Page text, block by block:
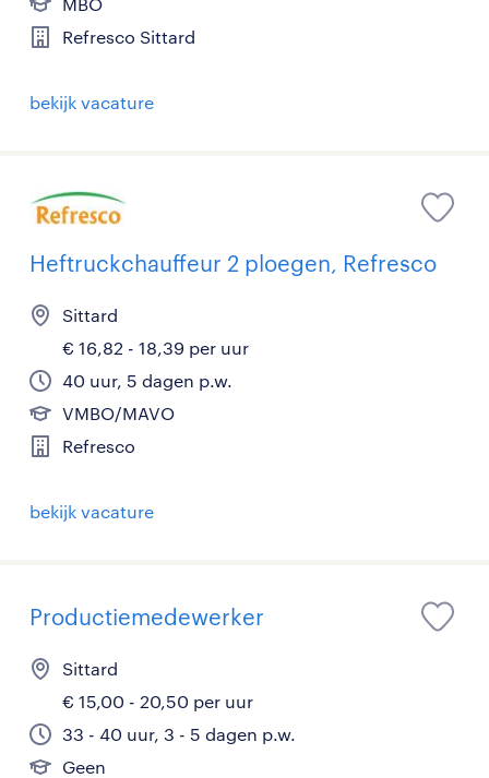
Refresco Sittard
bekijk vacature
Heftruckchauffeur 2 ploegen, Refresco
Sittard
€ 16,82 - 18,39 per uur
40 uur, 5 dagen p.w.
VMBO/MAVO
Refresco
bekijk vacature
Productiemedewerker
Sittard
€ 15,00 - 20,50 per uur
33 - 40 uur, 3 - 5 dagen p.w.
Geen